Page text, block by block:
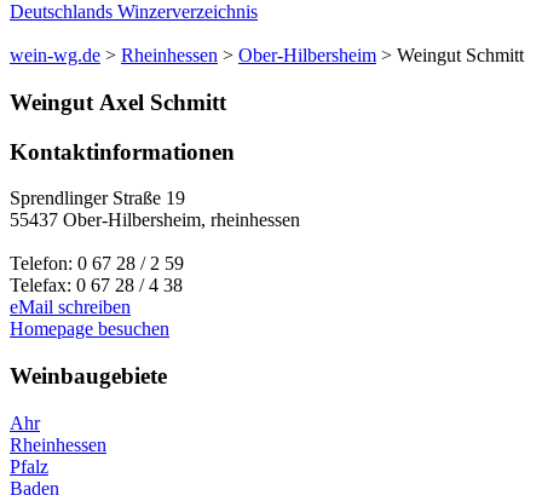
Deutschlands Winzerverzeichnis
wein-wg.de > Rheinhessen > Ober-Hilbersheim > Weingut Schmitt
Weingut Axel Schmitt
Kontaktinformationen
Sprendlinger Straße 19
55437 Ober-Hilbersheim, rheinhessen
Telefon: 0 67 28 / 2 59
Telefax: 0 67 28 / 4 38
eMail schreiben
Homepage besuchen
Weinbaugebiete
Ahr
Rheinhessen
Pfalz
Baden